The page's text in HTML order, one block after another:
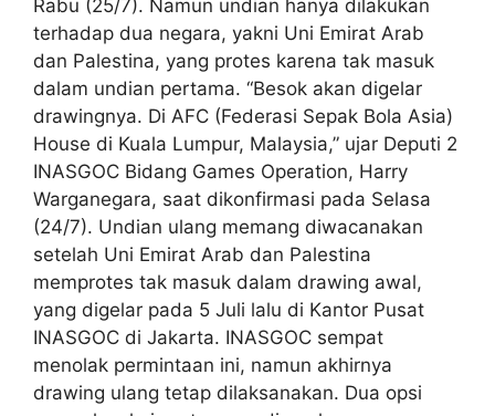
Rabu (25/7). Namun undian hanya dilakukan
terhadap dua negara, yakni Uni Emirat Arab
dan Palestina, yang protes karena tak masuk
dalam undian pertama. “Besok akan digelar
drawingnya. Di AFC (Federasi Sepak Bola Asia)
House di Kuala Lumpur, Malaysia,” ujar Deputi 2
INASGOC Bidang Games Operation, Harry
Warganegara, saat dikonfirmasi pada Selasa
(24/7). Undian ulang memang diwacanakan
setelah Uni Emirat Arab dan Palestina
memprotes tak masuk dalam drawing awal,
yang digelar pada 5 Juli lalu di Kantor Pusat
INASGOC di Jakarta. INASGOC sempat
menolak permintaan ini, namun akhirnya
drawing ulang tetap dilaksanakan. Dua opsi